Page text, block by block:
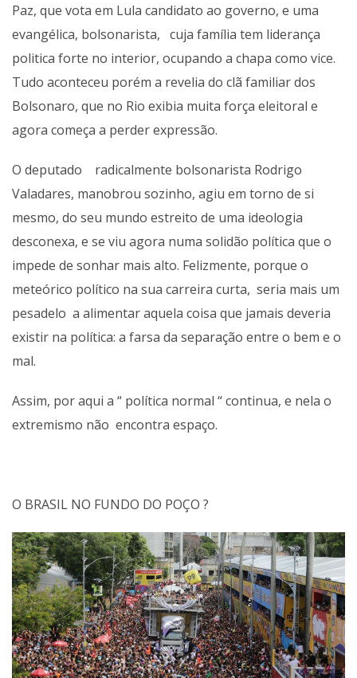
Paz, que vota em Lula candidato ao governo, e uma
evangélica, bolsonarista, cuja família tem liderança
politica forte no interior, ocupando a chapa como vice.
Tudo aconteceu porém a revelia do clã familiar dos
Bolsonaro, que no Rio exibia muita força eleitoral e
agora começa a perder expressão.
O deputado radicalmente bolsonarista Rodrigo
Valadares, manobrou sozinho, agiu em torno de si
mesmo, do seu mundo estreito de uma ideologia
desconexa, e se viu agora numa solidão política que o
impede de sonhar mais alto. Felizmente, porque o
meteórico político na sua carreira curta, seria mais um
pesadelo a alimentar aquela coisa que jamais deveria
existir na política: a farsa da separação entre o bem e o
mal.
Assim, por aqui a “ política normal “ continua, e nela o
extremismo não encontra espaço.
O BRASIL NO FUNDO DO POÇO ?